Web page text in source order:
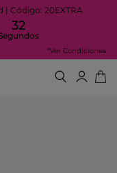
| Código: 20EXTRA
32
*Ver Condiciones